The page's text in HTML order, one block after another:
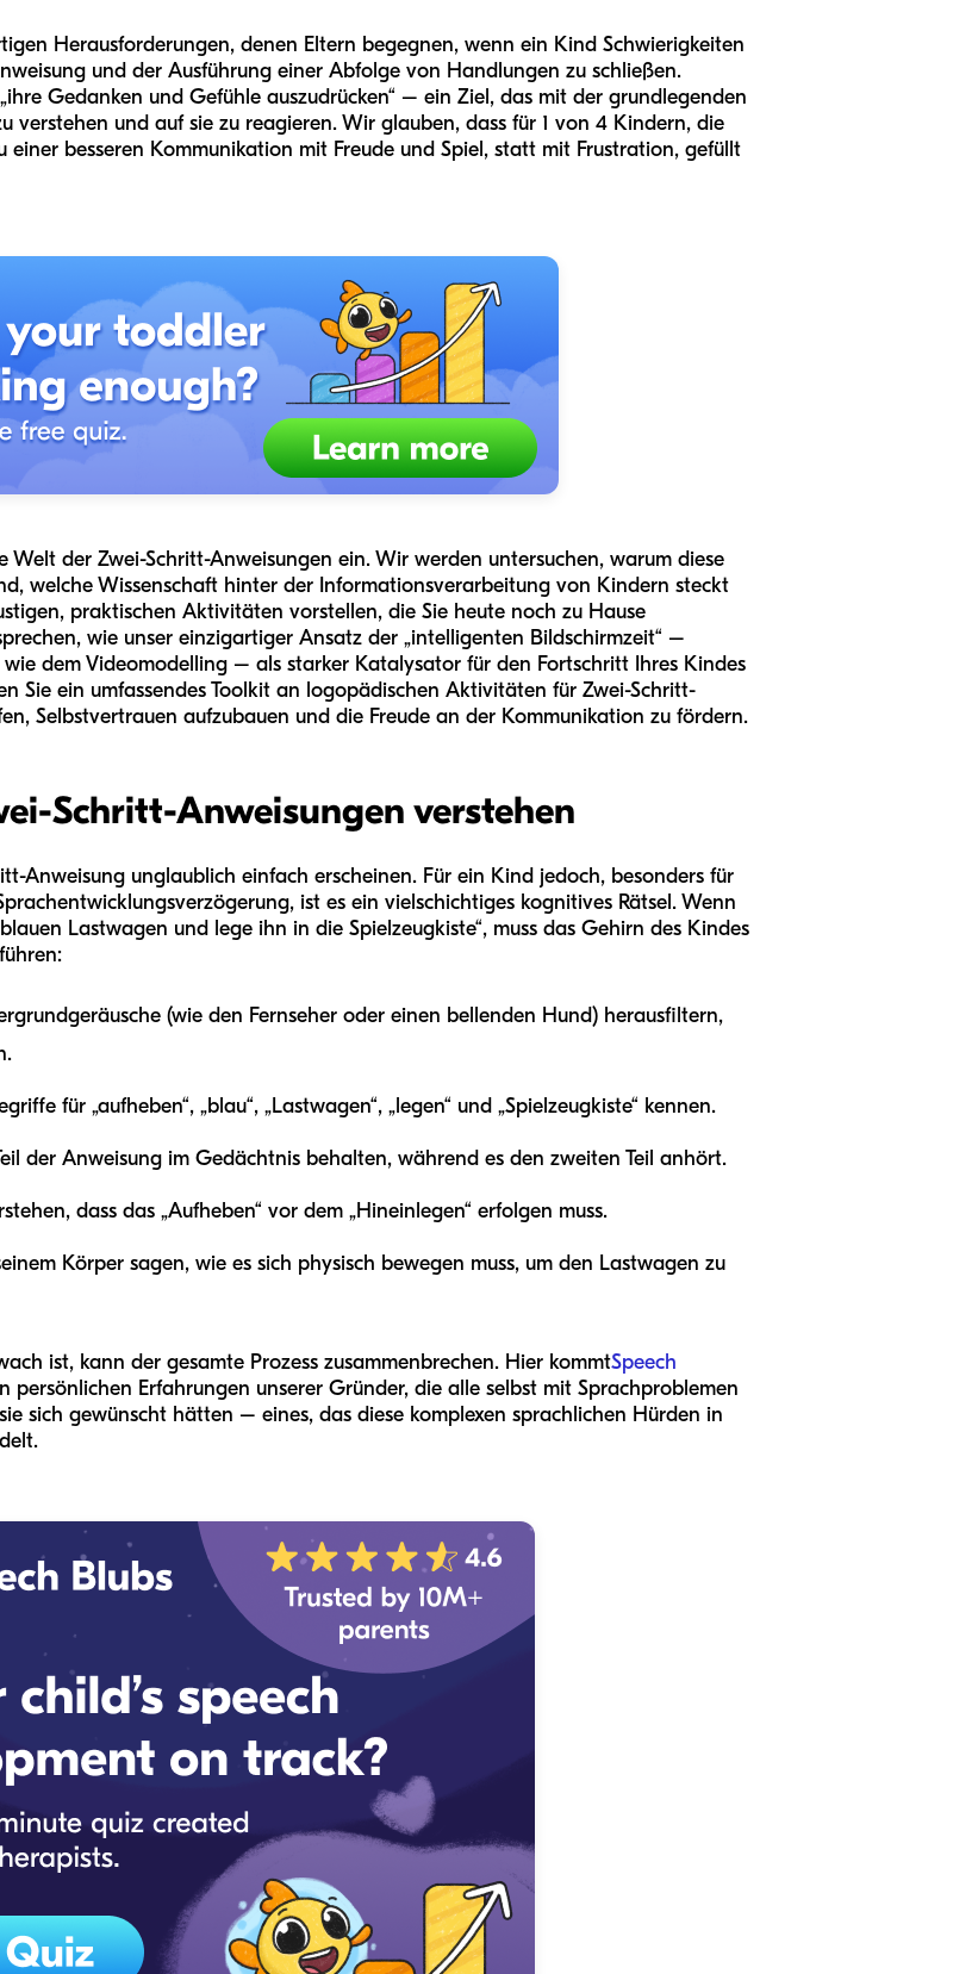
Herausforderungen, denen Eltern begegnen, wenn ein Kind Schwierigkeiten
und der Ausführung einer Abfolge von Handlungen zu schließen.
Gedanken und Gefühle auszudrücken“ – ein Ziel, das mit der grundlegenden
verstehen und auf sie zu reagieren. Wir glauben, dass für 1 von 4 Kindern, die
besseren Kommunikation mit Freude und Spiel, statt mit Frustration, gefüllt
der Zwei-Schritt-Anweisungen ein. Wir werden untersuchen, warum diese
welche Wissenschaft hinter der Informationsverarbeitung von Kindern steckt
praktischen Aktivitäten vorstellen, die Sie heute noch zu Hause
wie unser einzigartiger Ansatz der „intelligenten Bildschirmzeit“ –
dem Videomodelling – als starker Katalysator für den Fortschritt Ihres Kindes
Sie ein umfassendes Toolkit an logopädischen Aktivitäten für Zwei-Schritt-
Selbstvertrauen aufzubauen und die Freude an der Kommunikation zu fördern.
Schritt-Anweisungen verstehen
Anweisung unglaublich einfach erscheinen. Für ein Kind jedoch, besonders für
ist es ein vielschichtiges kognitives Rätsel. Wenn
Lastwagen und lege ihn in die Spielzeugkiste“, muss das Gehirn des Kindes
(wie den Fernseher oder einen bellenden Hund) herausfiltern,
für „aufheben“, „blau“, „Lastwagen“, „legen“ und „Spielzeugkiste“ kennen.
der Anweisung im Gedächtnis behalten, während es den zweiten Teil anhört.
dass das „Aufheben“ vor dem „Hineinlegen“ erfolgen muss.
Körper sagen, wie es sich physisch bewegen muss, um den Lastwagen zu
ist, kann der gesamte Prozess zusammenbrechen. Hier kommtSpeech
persönlichen Erfahrungen unserer Gründer, die alle selbst mit Sprachproblemen
sich gewünscht hätten – eines, das diese komplexen sprachlichen Hürden in